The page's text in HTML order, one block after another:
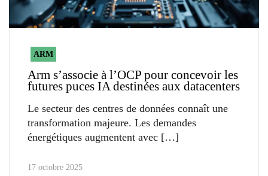
ARM
Arm s’associe à l’OCP pour concevoir les
futures puces IA destinées aux datacenters
Le secteur des centres de données connaît une
transformation majeure. Les demandes
énergétiques augmentent avec
17 octobre 2025